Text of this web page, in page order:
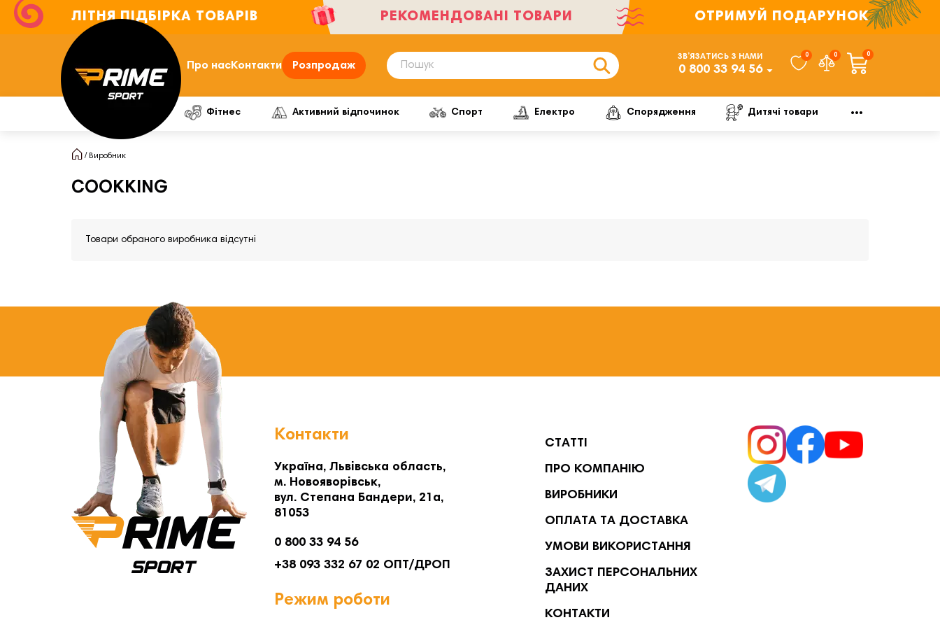
ЛІТНЯ ПІДБІРКА ТОВАРІВ РЕКОМЕНДОВАНІ ТОВАРИ ОТРИМУЙ ПОДАРУНОК
Про насКонтакти Розпродаж
ЗВ’ЯЗАТИСЬ З НАМИ
0 800 33 94 56
0 0 0
Фітнес Активний відпочинок Спорт Електро Спорядження Дитячі товари
Виробник
COOKKING
Товари обраного виробника відсутні
Контакти
Україна, Львівська область,
м. Новояворівськ,
вул. Степана Бандери, 21а,
81053
0 800 33 94 56
+38 093 332 67 02 ОПТ/ДРОП
Режим роботи
СТАТТІ
ПРО КОМПАНІЮ
ВИРОБНИКИ
ОПЛАТА ТА ДОСТАВКА
УМОВИ ВИКОРИСТАННЯ
ЗАХИСТ ПЕРСОНАЛЬНИХ
ДАНИХ
КОНТАКТИ